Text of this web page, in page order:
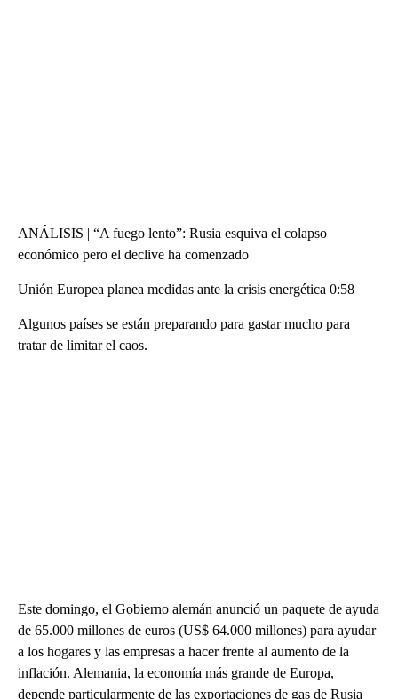
ANÁLISIS | “A fuego lento”: Rusia esquiva el colapso
económico pero el declive ha comenzado
Unión Europea planea medidas ante la crisis energética 0:58
Algunos países se están preparando para gastar mucho para
tratar de limitar el caos.
Este domingo, el Gobierno alemán anunció un paquete de ayuda
de 65.000 millones de euros (US$ 64.000 millones) para ayudar
a los hogares y las empresas a hacer frente al aumento de la
inflación. Alemania, la economía más grande de Europa,
depende particularmente de las exportaciones de gas de Rusia